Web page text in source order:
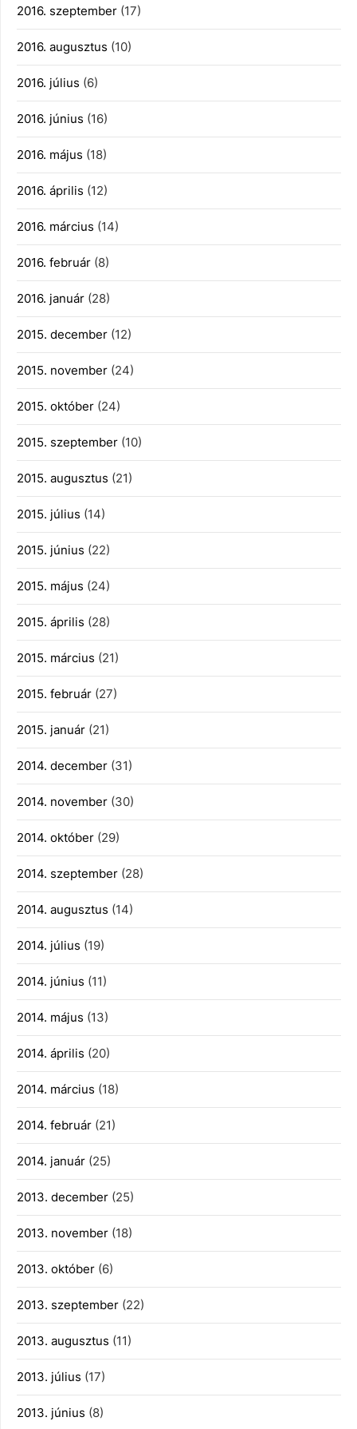
2016. szeptember (17)
2016. augusztus (10)
2016. július (6)
2016. június (16)
2016. május (18)
2016. április (12)
2016. március (14)
2016. február (8)
2016. január (28)
2015. december (12)
2015. november (24)
2015. október (24)
2015. szeptember (10)
2015. augusztus (21)
2015. július (14)
2015. június (22)
2015. május (24)
2015. április (28)
2015. március (21)
2015. február (27)
2015. január (21)
2014. december (31)
2014. november (30)
2014. október (29)
2014. szeptember (28)
2014. augusztus (14)
2014. július (19)
2014. június (11)
2014. május (13)
2014. április (20)
2014. március (18)
2014. február (21)
2014. január (25)
2013. december (25)
2013. november (18)
2013. október (6)
2013. szeptember (22)
2013. augusztus (11)
2013. július (17)
2013. június (8)